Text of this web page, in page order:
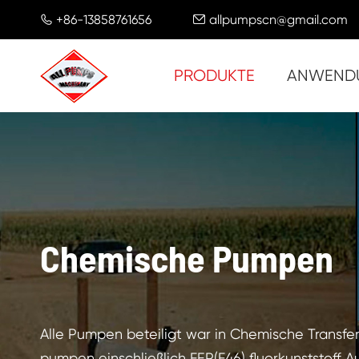
 +86-13858761656  allpumpscn@gmail.com
PRODUKTE
Chemische Pumpen
Alle Pumpen beteiligt war in Chemische